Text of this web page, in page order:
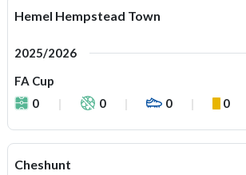
Hemel Hempstead Town
2025/2026
FA Cup
0
0 0 0
Cheshunt